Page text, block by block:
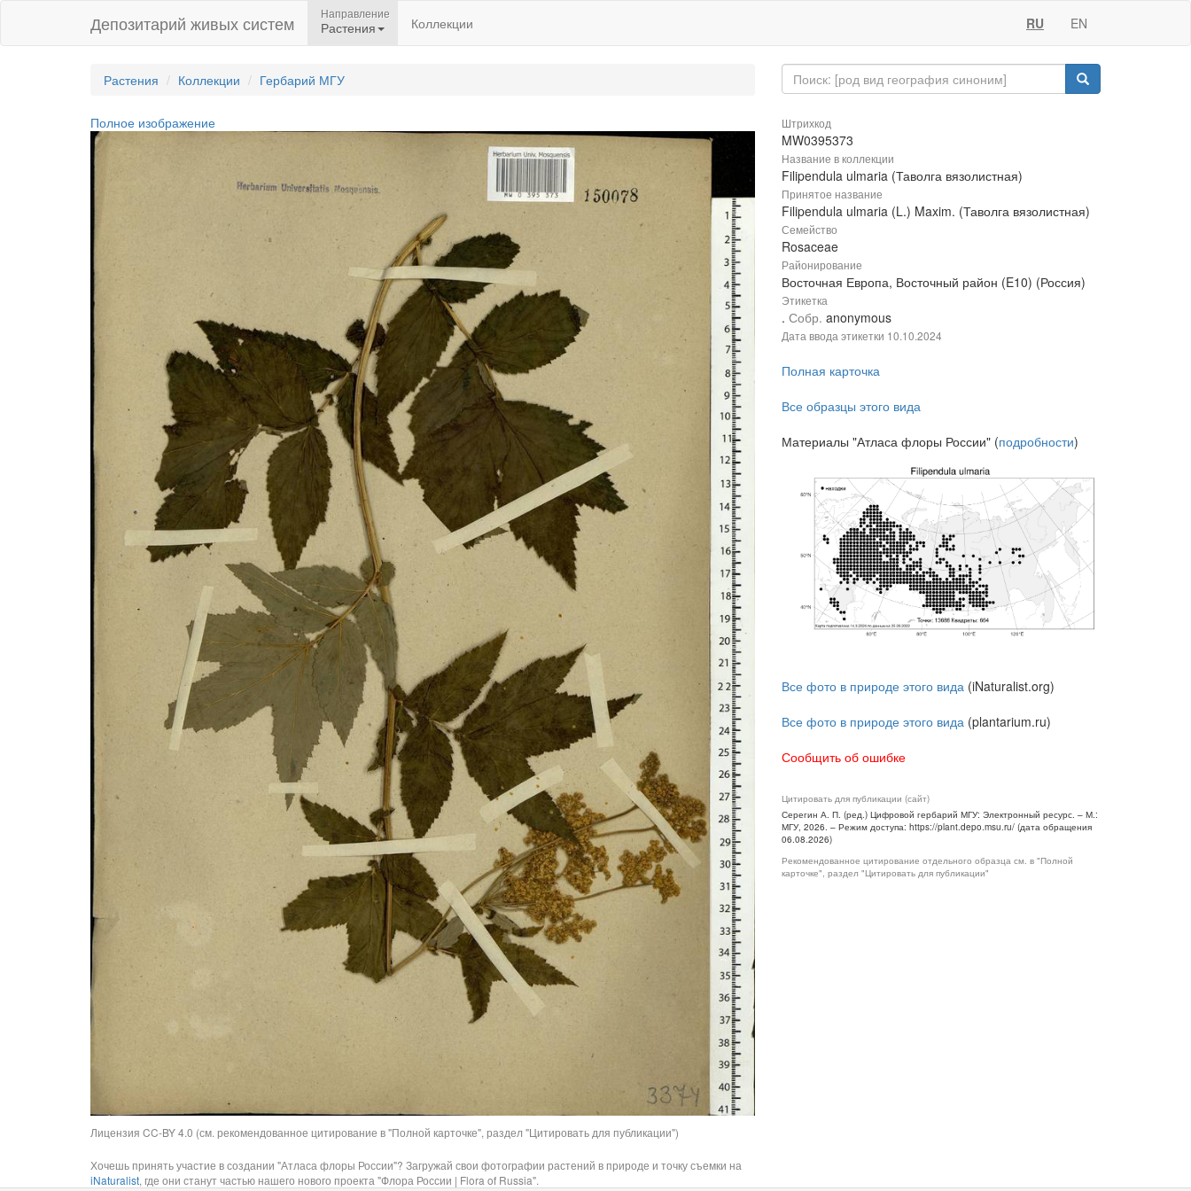
Депозитарий живых систем Направление
Растения Коллекции RU EN
Растения Коллекции Гербарий МГУ
Полное изображение
Лицензия CC-BY 4.0 (см. рекомендованное цитирование в "Полной карточке", раздел "Цитировать для публикации")
Хочешь принять участие в создании "Атласа флоры России"? Загружай свои фотографии растений в природе и точку съемки на
iNaturalist, где они станут частью нашего нового проекта "Флора России | Flora of Russia".
Штрихкод
MW0395373
Название в коллекции
Filipendula ulmaria (Таволга вязолистная)
Принятое название
Filipendula ulmaria (L.) Maxim. (Таволга вязолистная)
Семейство
Rosaceae
Районирование
Восточная Европа, Восточный район (E10) (Россия)
Этикетка
. Собр. anonymous
Дата ввода этикетки 10.10.2024
Полная карточка
Все образцы этого вида
Материалы "Атласа флоры России" (подробности)
Все фото в природе этого вида (iNaturalist.org)
Все фото в природе этого вида (plantarium.ru)
Сообщить об ошибке
Цитировать для публикации (сайт)
Серегин А. П. (ред.) Цифровой гербарий МГУ: Электронный ресурс. – М.:
МГУ, 2026. – Режим доступа: https://plant.depo.msu.ru/ (дата обращения
06.08.2026)
Рекомендованное цитирование отдельного образца см. в "Полной
карточке", раздел "Цитировать для публикации"